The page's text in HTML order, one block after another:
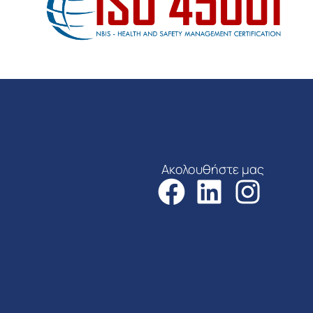
Ακολουθήστε μας